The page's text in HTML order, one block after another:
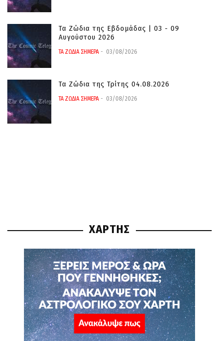
Τα Ζώδια της Εβδομάδας | 03 - 09
Αυγούστου 2026
ΤΑ ΖΩΔΙΑ ΣΗΜΕΡΑ 03/08/2026
Τα Ζώδια της Τρίτης 04.08.2026
ΤΑ ΖΩΔΙΑ ΣΗΜΕΡΑ 03/08/2026
ΧΑΡΤΗΣ